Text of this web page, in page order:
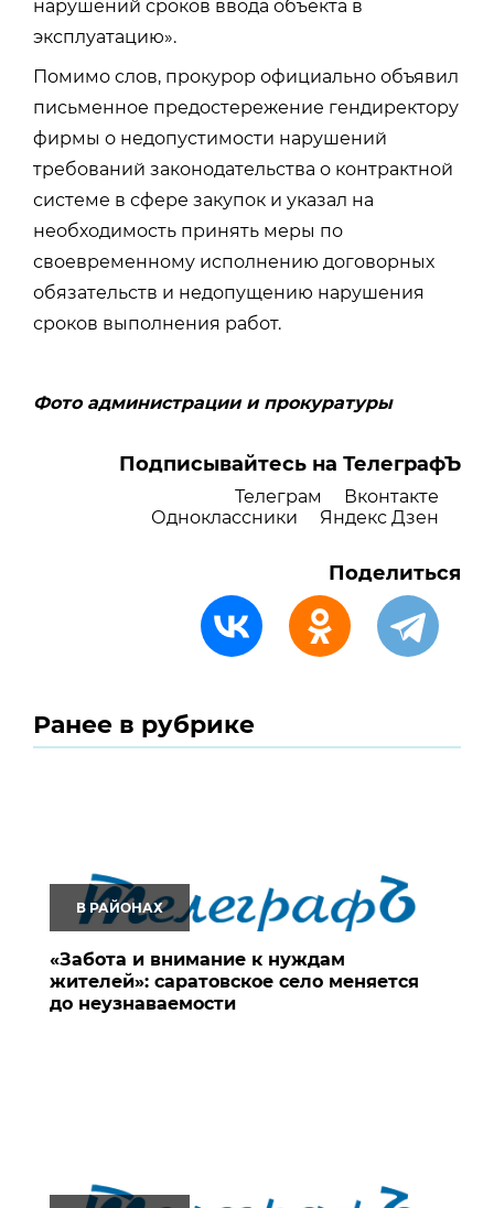
нарушений сроков ввода объекта в
эксплуатацию».
Помимо слов, прокурор официально объявил
письменное предостережение гендиректору
фирмы о недопустимости нарушений
требований законодательства о контрактной
системе в сфере закупок и указал на
необходимость принять меры по
своевременному исполнению договорных
обязательств и недопущению нарушения
сроков выполнения работ.
Фото администрации и прокуратуры
Подписывайтесь на ТелеграфЪ
Телеграм
Вконтакте
Одноклассники
Яндекс Дзен
Поделиться
Ранее в рубрике
В РАЙОНАХ
«Забота и внимание к нуждам
жителей»: саратовское село меняется
до неузнаваемости